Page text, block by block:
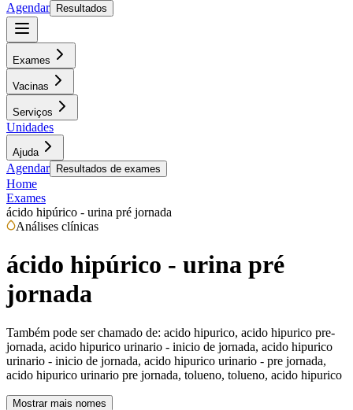
Agendar
Resultados
Exames
Vacinas
Serviços
Unidades
Ajuda
Agendar Resultados de exames
Home
Exames
ácido hipúrico - urina pré jornada
Análises clínicas
ácido hipúrico - urina pré
jornada
Também pode ser chamado de: acido hipurico, acido hipurico pre-
jornada, acido hipurico urinario - inicio de jornada, acido hipurico
urinario - inicio de jornada, acido hipurico urinario - pre jornada,
acido hipurico urinario pre jornada, tolueno, tolueno, acido hipurico
Mostrar mais nomes